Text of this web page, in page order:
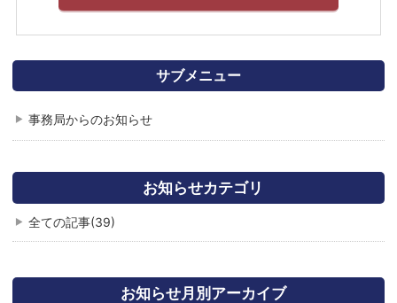
サブメニュー
事務局からのお知らせ
お知らせカテゴリ
全ての記事(39)
お知らせ月別アーカイブ